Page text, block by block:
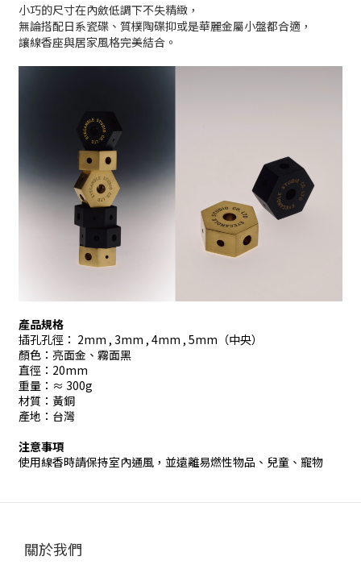
小巧的尺寸在內斂低調下不失精緻，
無論搭配日系瓷碟、質樸陶碟抑或是華麗金屬小盤都合適，
讓線香座與居家風格完美結合。
產品規格
插孔孔徑： 2mm , 3mm , 4mm , 5mm（中央）
顏色：亮面金、霧面黑
直徑：20mm
重量：≈ 300g
材質：黃銅
產地：台灣
注意事項
使用線香時請保持室內通風，並遠離易燃性物品、兒童、寵物
關於我們